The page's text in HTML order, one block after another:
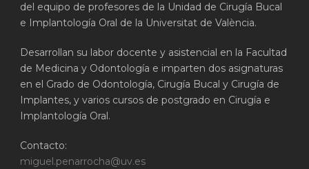
del equipo de profesores de la Unidad de Cirugía Bucal
e Implantología Oral de la Universitat de València.
Desarrollan su labor docente y asistencial en la Facultad
de Medicina y Odontología e imparten dos asignaturas
en el Grado de Odontología, Cirugía Bucal y Cirugía de
Implantes, y varios cursos de postgrado en Cirugía e
Implantología Oral.
Contacto:
miguel.penarrocha@uv.es